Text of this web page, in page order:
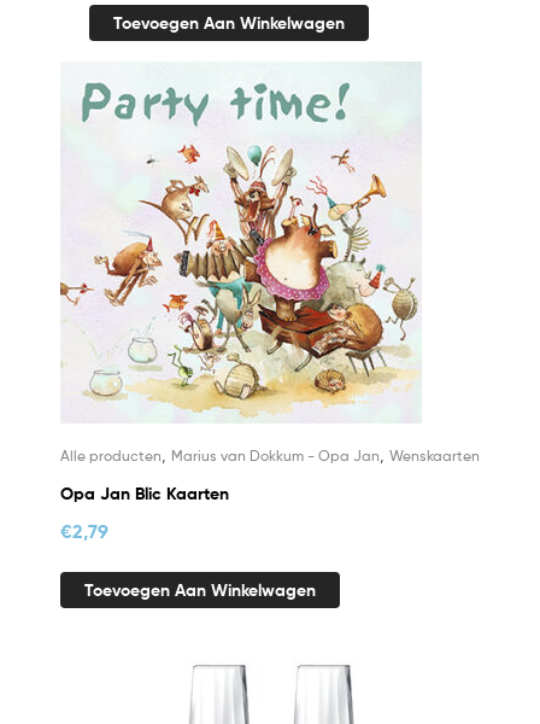
Toevoegen Aan Winkelwagen
Alle producten Marius van Dokkum - Opa Jan Wenskaarten
Opa Jan Blic Kaarten
€2,79
Toevoegen Aan Winkelwagen